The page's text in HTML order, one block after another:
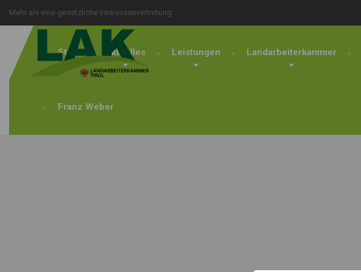
Mehr als eine gesetzliche Interessenvertretung
Start Aktuelles Leistungen Landarbeiterkammer
Franz Weber